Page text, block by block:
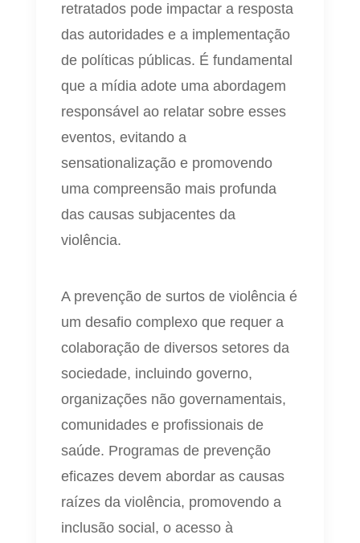
retratados pode impactar a resposta
das autoridades e a implementação
de políticas públicas. É fundamental
que a mídia adote uma abordagem
responsável ao relatar sobre esses
eventos, evitando a
sensationalização e promovendo
uma compreensão mais profunda
das causas subjacentes da
violência.
A prevenção de surtos de violência é
um desafio complexo que requer a
colaboração de diversos setores da
sociedade, incluindo governo,
organizações não governamentais,
comunidades e profissionais de
saúde. Programas de prevenção
eficazes devem abordar as causas
raízes da violência, promovendo a
inclusão social, o acesso à